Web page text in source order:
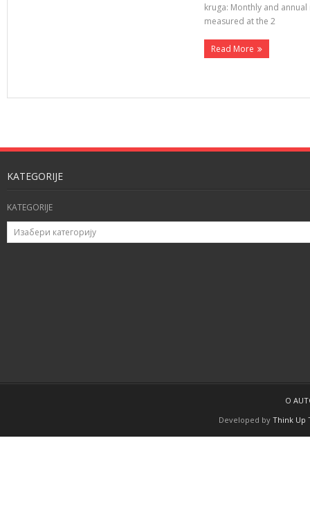
kruga: Monthly and
measured at the 2
Read More
KATEGORIJE
KATEGORIJE
O
Developed by Think Up